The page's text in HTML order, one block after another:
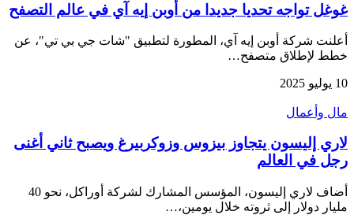
غوغل تواجه تحديا جديدا من أوبن إيه آي في عالم التصفح
أعلنت شركة أوبن إيه آي، المطورة لتطبيق "شات جي بي تي"، عن
خطط لإطلاق متصفح…
10 يوليو 2025
مال وأعمال
لاري إليسون يتجاوز بيزوس وزوكربيرغ ويصبح ثاني أغنى
رجل في العالم
أضاف لاري إليسون، المؤسس المشارك لشركة أوراكل، نحو 40
مليار دولار إلى ثروته خلال يومين،…